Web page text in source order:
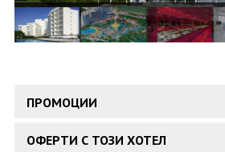
ПРОМОЦИИ
ОФЕРТИ С ТОЗИ ХОТЕЛ